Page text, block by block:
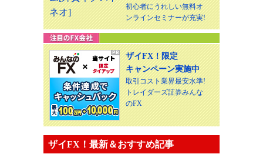
初心者にうれしい無料オ
ンラインセミナーが充実!
ザイFX！限定
キャンペーン実施中
取引コスト業界最安水準!
トレイダーズ証券みんな
のFX
ザイFX！最新＆おすすめ記事